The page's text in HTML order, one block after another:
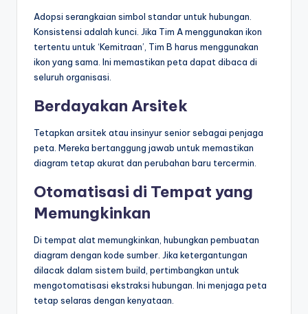
Adopsi serangkaian simbol standar untuk hubungan.
Konsistensi adalah kunci. Jika Tim A menggunakan ikon
tertentu untuk ‘Kemitraan’, Tim B harus menggunakan
ikon yang sama. Ini memastikan peta dapat dibaca di
seluruh organisasi.
Berdayakan Arsitek
Tetapkan arsitek atau insinyur senior sebagai penjaga
peta. Mereka bertanggung jawab untuk memastikan
diagram tetap akurat dan perubahan baru tercermin.
Otomatisasi di Tempat yang
Memungkinkan
Di tempat alat memungkinkan, hubungkan pembuatan
diagram dengan kode sumber. Jika ketergantungan
dilacak dalam sistem build, pertimbangkan untuk
mengotomatisasi ekstraksi hubungan. Ini menjaga peta
tetap selaras dengan kenyataan.